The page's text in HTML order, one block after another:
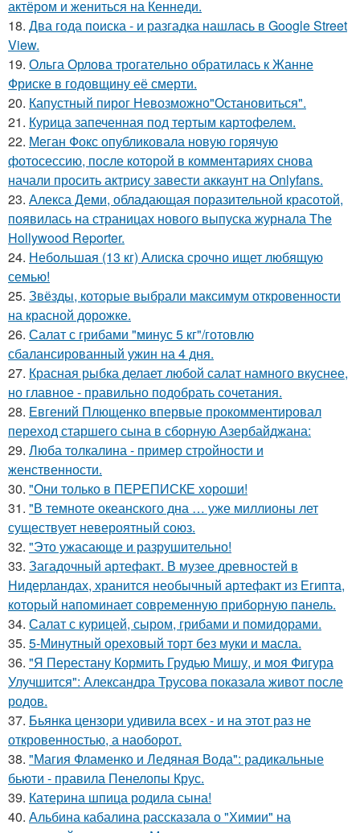
актёром и жениться на Кеннеди.
18. Два года поиска - и разгадка нашлась в Google Street
View.
19. Ольга Орлова трогательно обратилась к Жанне
Фриске в годовщину её смерти.
20. Капустный пирог Невозможно"Остановиться".
21. Курица запеченная под тертым картофелем.
22. Меган Фокс опубликовала новую горячую
фотосессию, после которой в комментариях снова
начали просить актрису завести аккаунт на Onlyfans.
23. Алекса Деми, обладающая поразительной красотой,
появилась на страницах нового выпуска журнала The
Hollywood Reporter.
24. Небольшая (13 кг) Алиска срочно ищет любящую
семью!
25. Звёзды, которые выбрали максимум откровенности
на красной дорожке.
26. Салат с грибами "минус 5 кг"/готовлю
сбалансированный ужин на 4 дня.
27. Красная рыбка делает любой салат намного вкуснее,
но главное - правильно подобрать сочетания.
28. Евгений Плющенко впервые прокомментировал
переход старшего сына в сборную Азербайджана:
29. Люба толкалина - пример стройности и
женственности.
30. "Они только в ПЕРЕПИСКЕ хороши!
31. "В темноте океанского дна … уже миллионы лет
существует невероятный союз.
32. "Это ужасающе и разрушительно!
33. Загадочный артефакт. В музее древностей в
Нидерландах, хранится необычный артефакт из Египта,
который напоминает современную приборную панель.
34. Салат с курицей, сыром, грибами и помидорами.
35. 5-Минутный ореховый торт без муки и масла.
36. "Я Перестану Кормить Грудью Мишу, и моя Фигура
Улучшится": Александра Трусова показала живот после
родов.
37. Бьянка цензори удивила всех - и на этот раз не
откровенностью, а наоборот.
38. "Магия Фламенко и Ледяная Вода": радикальные
бьюти - правила Пенелопы Крус.
39. Катерина шпица родила сына!
40. Альбина кабалина рассказала о "Химии" на